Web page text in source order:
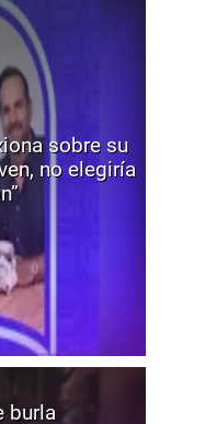
sobre su
no elegiría
burla